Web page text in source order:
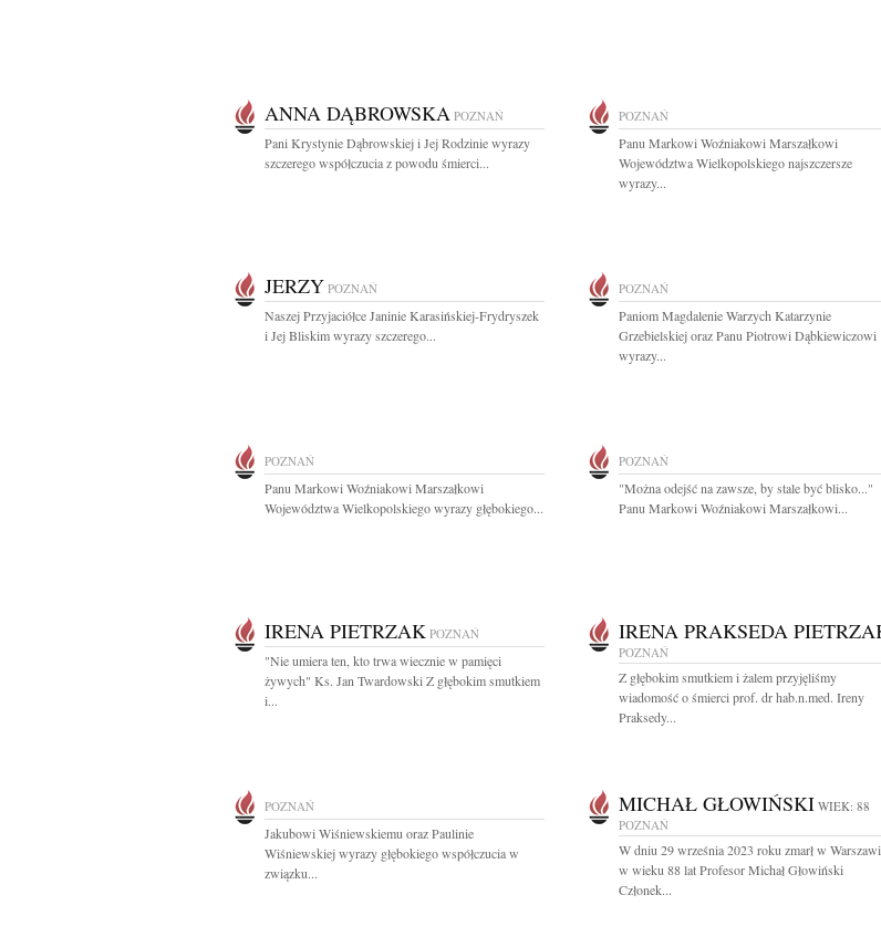
ANNA DĄBROWSKA POZNAŃ
Pani Krystynie Dąbrowskiej i Jej Rodzinie wyrazy
szczerego współczucia z powodu śmierci...
POZNAŃ
Panu Markowi Woźniakowi Marszałkowi
Województwa Wielkopolskiego najszczersze
wyrazy...
JERZY POZNAŃ
Naszej Przyjaciółce Janinie Karasińskiej-Frydryszek
i Jej Bliskim wyrazy szczerego...
POZNAŃ
Paniom Magdalenie Warzych Katarzynie
Grzebielskiej oraz Panu Piotrowi Dąbkiewiczowi
wyrazy...
POZNAŃ
Panu Markowi Woźniakowi Marszałkowi
Województwa Wielkopolskiego wyrazy głębokiego...
POZNAŃ
"Można odejść na zawsze, by stale być blisko..."
Panu Markowi Woźniakowi Marszałkowi...
IRENA PIETRZAK POZNAŃ
"Nie umiera ten, kto trwa wiecznie w pamięci
żywych" Ks. Jan Twardowski Z głębokim smutkiem
i...
IRENA PRAKSEDA
POZNAŃ
Z głębokim smutkiem i żalem przyjęliśmy
wiadomość o śmierci prof. dr hab.n.med. Ireny
Praksedy...
POZNAŃ
Jakubowi Wiśniewskiemu oraz Paulinie
Wiśniewskiej wyrazy głębokiego współczucia w
związku...
MICHAŁ GŁOWIŃSKI WIEK: 88
POZNAŃ
W dniu 29 września 2023 roku zmarł w
w wieku 88 lat Profesor Michał Głowiński
Członek...